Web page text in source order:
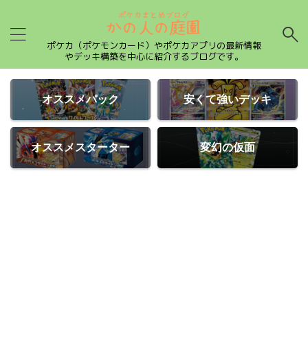
ポケカ（ポケモンカード）やポケカアプリの最新情報
やデッキ構築を中心に紹介するブログです。
オススメパック 安くて強いデッキ
オススメスターター 変幻の仮面